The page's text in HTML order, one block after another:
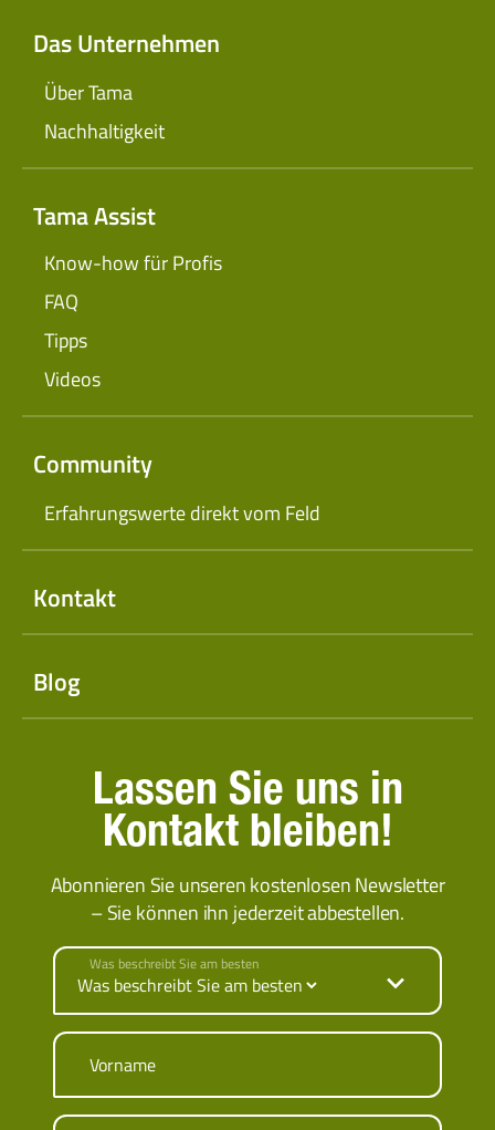
Das Unternehmen
Über Tama
Nachhaltigkeit
Tama Assist
Know-how für Profis
FAQ
Tipps
Videos
Community
Erfahrungswerte direkt vom Feld
Kontakt
Blog
Lassen Sie uns in
Kontakt bleiben!
Abonnieren Sie unseren kostenlosen Newsletter
– Sie können ihn jederzeit abbestellen.
Was beschreibt Sie am besten
Vorname